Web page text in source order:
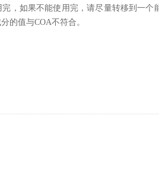
，如果不能使用完，请尽量转移到一
的值与COA不符合。